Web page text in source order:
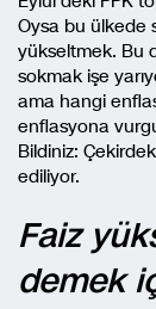
Oysa bu ülkede
yükseltmek. Bu
sokmak işe
ama hangi
enflasyona
Bildiniz:
ediliyor.
Faiz
demek